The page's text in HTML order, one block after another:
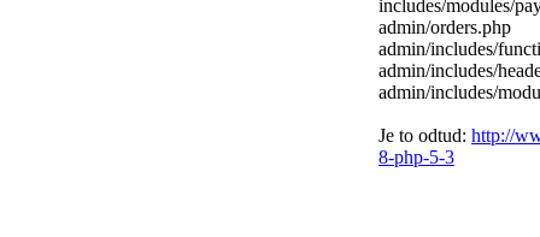
includes/modules/
admin/orders.php
admin/includes/
admin/includes/
admin/includes/
Je to odtud: http://
8-php-5-3